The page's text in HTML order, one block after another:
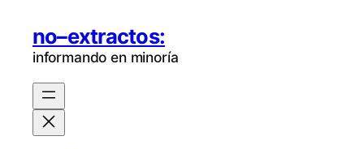
no–extractos:
informando en minoría